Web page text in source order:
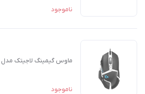
ناموجود
ماوس گیمینگ لاجیتک مدل G502 SE
ناموجود